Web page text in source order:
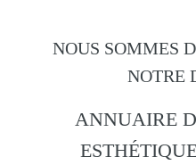
NOUS SOMMES
NOTRE
ANNUAIRE